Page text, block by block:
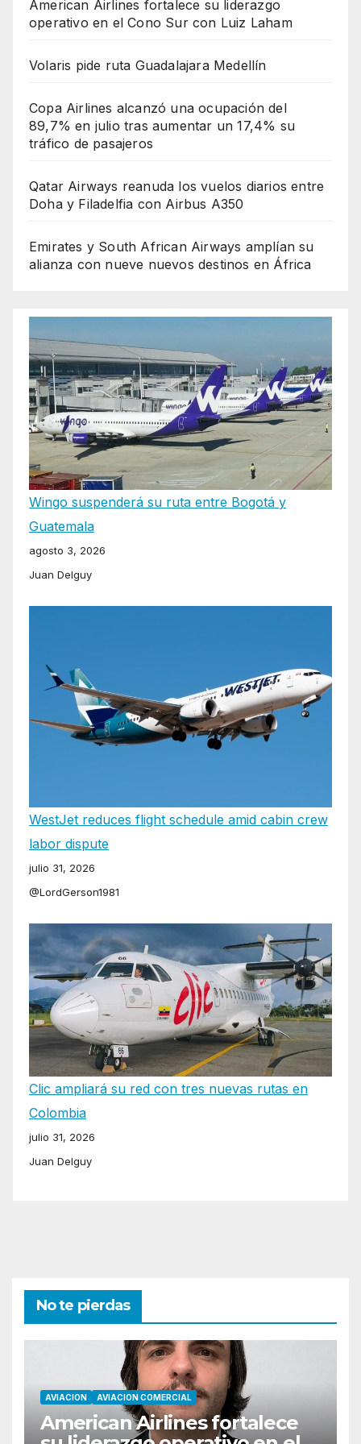
American Airlines fortalece su liderazgo
operativo en el Cono Sur con Luiz Laham
Volaris pide ruta Guadalajara Medellín
Copa Airlines alcanzó una ocupación del
89,7% en julio tras aumentar un 17,4% su
tráfico de pasajeros
Qatar Airways reanuda los vuelos diarios entre
Doha y Filadelfia con Airbus A350
Emirates y South African Airways amplían su
alianza con nueve nuevos destinos en África
Wingo suspenderá su ruta entre Bogotá y
Guatemala
agosto 3, 2026
Juan Delguy
WestJet reduces flight schedule amid cabin crew
labor dispute
julio 31, 2026
@LordGerson1981
Clic ampliará su red con tres nuevas rutas en
Colombia
julio 31, 2026
Juan Delguy
No te pierdas
AVIACION AVIACION COMERCIAL
American Airlines fortalece